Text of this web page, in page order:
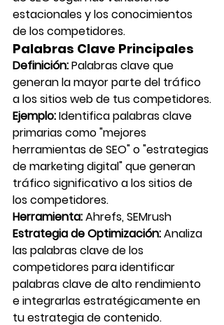
estacionales y los conocimientos
de los competidores.
Palabras Clave Principales
Definición: Palabras clave que
generan la mayor parte del tráfico
a los sitios web de tus competidores.
Ejemplo: Identifica palabras clave
primarias como "mejores
herramientas de SEO" o "estrategias
de marketing digital" que generan
tráfico significativo a los sitios de
los competidores.
Herramienta: Ahrefs, SEMrush
Estrategia de Optimización: Analiza
las palabras clave de los
competidores para identificar
palabras clave de alto rendimiento
e integrarlas estratégicamente en
tu estrategia de contenido.